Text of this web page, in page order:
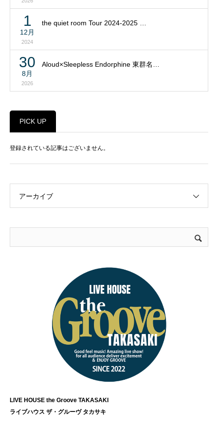
1
12月
2024
the quiet room Tour 2024-2025 …
30
8月
2026
Aloud×Sleepless Endorphine 東群名…
PICK UP
登録されている記事はございません。
アーカイブ
LIVE HOUSE the Groove TAKASAKI
ライブハウス ザ・グルーヴ タカサキ